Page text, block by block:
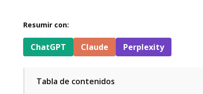
Resumir con:
ChatGPT Claude Perplexity
Tabla de contenidos